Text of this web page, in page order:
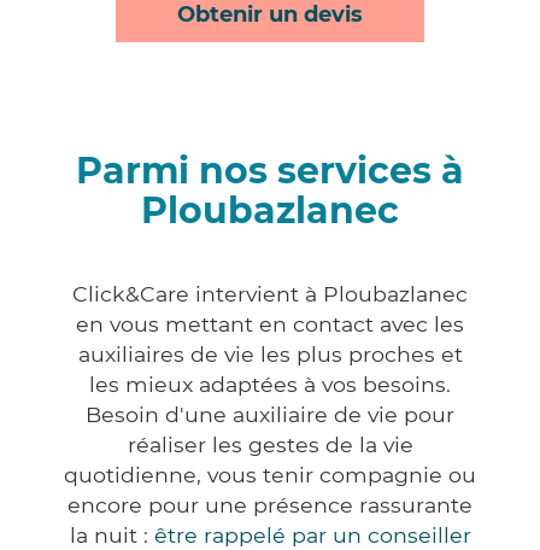
Obtenir un devis
Parmi nos services à
Ploubazlanec
Click&Care intervient à Ploubazlanec
en vous mettant en contact avec les
auxiliaires de vie les plus proches et
les mieux adaptées à vos besoins.
Besoin d'une auxiliaire de vie pour
réaliser les gestes de la vie
quotidienne, vous tenir compagnie ou
encore pour une présence rassurante
la nuit : être rappelé par un conseiller